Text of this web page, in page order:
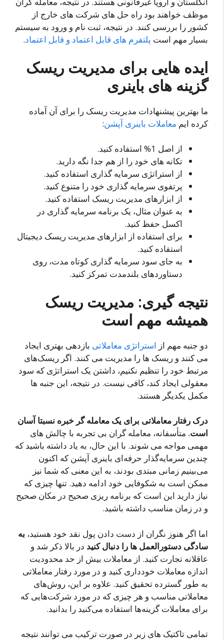
موظف خواهند بود راه حل های شرکت های خارج از
کشور را بررسی کنند. در نتیجه، ثبت نام و ورود به سیستم
بسیار مهم است پلتفرم های قابل اعتماد و قابل اعتماد.
ایده هایی برای مدیریت ریسک
گزینه های باینری
ما بهترین پیشنهادات مدیریت ریسک را برای آن آماده
کرده ایم معاملات باینری آپشن:
از اصل 1% استفاده کنید.
تکانه های خود را از هم جدا نگه دارید.
از استراتژی سرمایه گذاری استفاده کنید.
پرتفوی سرمایه گذاری خود را متنوع کنید.
از ابزارهای مدیریت ریسک استفاده کنید.
به عنوان مثال، یک برنامه سرمایه گذاری در
اکسل حفظ کنید.
برای استفاده از ابزارهای مدیریت ریسک دیجیتال
استفاده کنید.
به جای سود سرمایه گذاری کوتاه مدت، روی
دستاوردهای بلندمدت تمرکز کنید.
نتیجه گیری: مدیریت ریسک
همیشه مهم است
دو جنبه مهم از استراتژی معاملاتی بازدهی بهتری ایجاد
می کنند و ریسک ها را مدیریت می کنند. اگر ریسک‌های
مرتبط خود را تنظیم نکنیم، داشتن یک استراتژی که سود
معقولی ایجاد کند، کافی نیست. در نتیجه، این جنبه ها
مکمل یکدیگر هستند.
درک رفتار معاملاتی برای یک معامله گر خبره نسبتا آسان
است. متأسفانه، معامله گران بی تجربه با چالش های
مهمی مواجه می شوند. با این حال، به یاد داشته باشید که
چندین سرمایه‌گذار حرفه‌ای باینری آپشن که اکنون
می‌بینیم زمانی مبتدی بودند، به این معنی که شما نیز
ممکن است به شکوفایی خود ادامه دهید. تنها چیزی که
نیاز دارید این است که برنامه ریزی صحیح در مکان صحیح
و در زمان مناسب داشته باشید.
اما اگر هنوز نگران از دست دادن پول نقد خود هستید، به
سادگی دستورالعمل ها را دنبال کنید در بالا ذکر شد و
عاقلانه تجارت کنید. از معاملات بیش از حد محدودیت
اندازه معاملات خودداری کنید و در مورد رفتار معاملاتی
به طور گسترده تحقیق کنید. علاوه بر این، روش‌های
معاملاتی مناسب و هر چیزی که در مورد شرکت‌هایی که
برای معاملات گزینه‌ها استفاده می‌کنید را بدانید.
تمامی تاکتیک های زیر در صورت ترکیب می توانند نتیجه